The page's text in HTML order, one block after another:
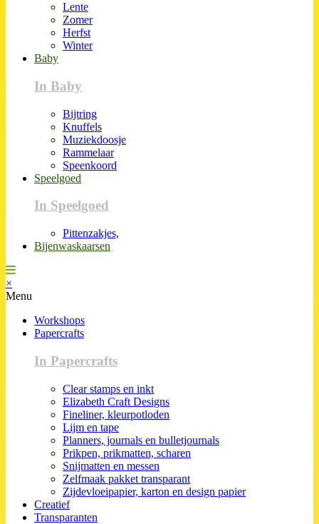
Lente
Zomer
Herfst
Winter
Baby
In Baby
Bijtring
Knuffels
Muziekdoosje
Rammelaar
Speenkoord
Speelgoed
In Speelgoed
Pittenzakjes,
Bijenwaskaarsen
×
Menu
Workshops
Papercrafts
In Papercrafts
Clear stamps en inkt
Elizabeth Craft Designs
Fineliner, kleurpotloden
Lijm en tape
Planners, journals en bulletjournals
Prikpen, prikmatten, scharen
Snijmatten en messen
Zelfmaak pakket transparant
Zijdevloeipapier, karton en design papier
Creatief
Transparanten